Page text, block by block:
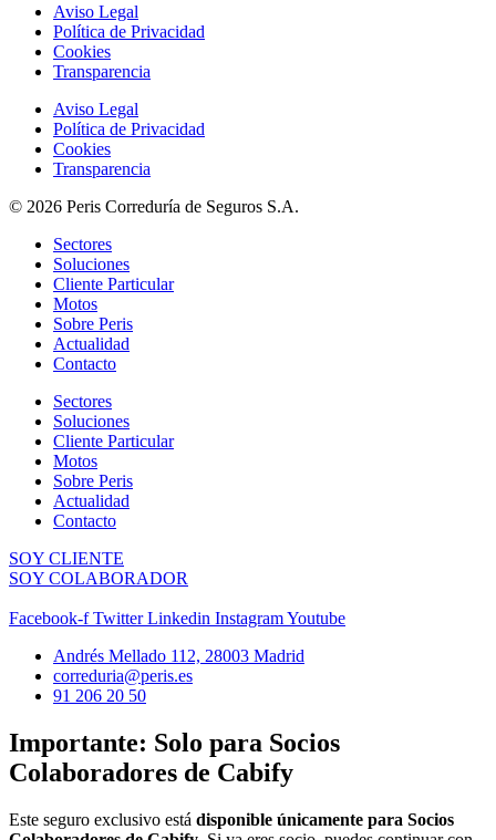
Aviso Legal
Política de Privacidad
Cookies
Transparencia
Aviso Legal
Política de Privacidad
Cookies
Transparencia
© 2026 Peris Correduría de Seguros S.A.
Sectores
Soluciones
Cliente Particular
Motos
Sobre Peris
Actualidad
Contacto
Sectores
Soluciones
Cliente Particular
Motos
Sobre Peris
Actualidad
Contacto
SOY CLIENTE
SOY COLABORADOR
Facebook-f Twitter Linkedin InstagramYoutube
Andrés Mellado 112, 28003 Madrid
correduria@peris.es
91 206 20 50
Importante: Solo para Socios
Colaboradores de Cabify
Este seguro exclusivo está disponible únicamente para Socios